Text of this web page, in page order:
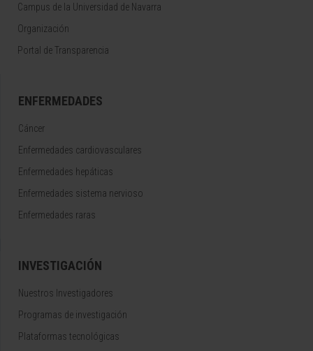
Campus de la Universidad de Navarra
Organización
Portal de Transparencia
ENFERMEDADES
Cáncer
Enfermedades cardiovasculares
Enfermedades hepáticas
Enfermedades sistema nervioso
Enfermedades raras
INVESTIGACIÓN
Nuestros Investigadores
Programas de investigación
Plataformas tecnológicas